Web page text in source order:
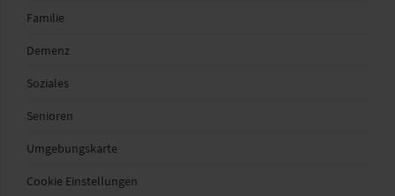
Familie
Demenz
Soziales
Senioren
Umgebungskarte
Cookie Einstellungen